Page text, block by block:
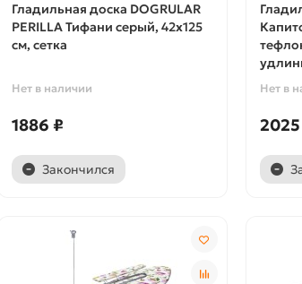
Гладильная доска DOGRULAR
PERILLA Тифани серый, 42х125
см, сетка
Нет в наличии
1886 ₽
Закончился
Нет в